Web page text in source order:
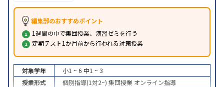
編集部のおすすめポイント
1週間の中で集団授業、演習ゼミを行う
定期テスト1か月前から行われる対策授業
対象学年 小1 ~ 6 中1 ~ 3
授業形式
個別指導(1対2~) 集団授業 オンライン指導